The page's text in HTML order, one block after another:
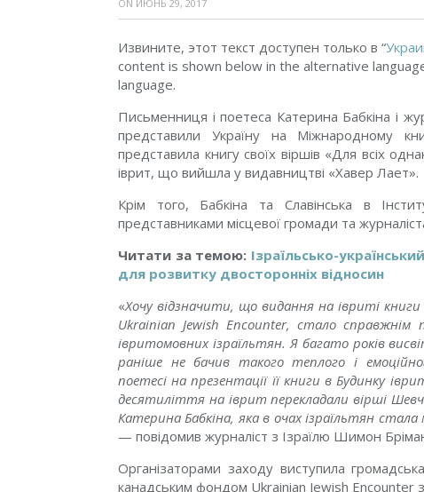
ON ИЮНЬ 29, 2017
Извините, этот текст доступен только в “
content is shown below in the alternative
language.
Письменниця і поетеса Катерина Бабкіна і
представили Україну на Міжнародному
представила книгу своїх віршів «Для всіх
іврит, що вийшла у видавництві «Хавер Лает».
Крім того, Бабкіна та Славінська в
представниками місцевої громади та
Читати за темою: Ізраїльсько-
для розвитку двосторонніх відносин
«Хочу відзначити, що видання на івриті книги
Ukrainian Jewish Encounter, стало справжнім
івритомовних ізраїльтян. Я багато років
раніше не бачив такого теплого і
поетесі на презентації її книги в Будинку
десятиліття на іврит перекладали вірші
Катерина Бабкіна, яка в очах ізраїльтян
— повідомив журналіст з Ізраїлю Шимон
Організаторами заходу виступила
канадським фондом Ukrainian Jewish Encounter